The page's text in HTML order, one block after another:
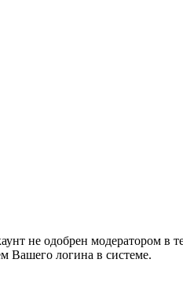
не одобрен модератором в
Вашего логина в системе.